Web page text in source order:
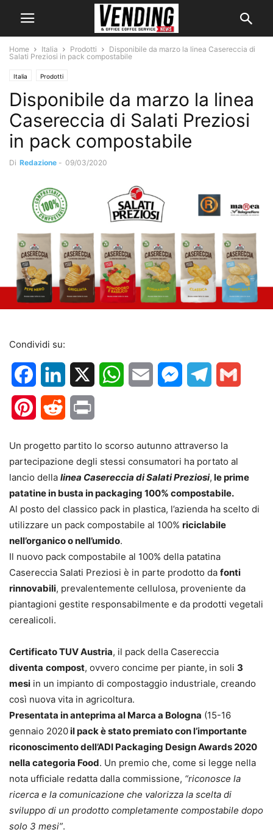
Home Italia Prodotti
Disponibile da marzo la linea Casereccia di
Salati Preziosi in pack compostabile
Italia Prodotti
Disponibile da marzo la linea
Casereccia di Salati Preziosi
in pack compostabile
Di Redazione - 09/03/2020
Condividi su:
FacebookLinkedIn WhatsApp
Email MessengerTelegram
PinterestReddit
Un progetto partito lo scorso autunno attraverso la
partecipazione degli stessi consumatori ha portato al
lancio della linea Casereccia di Salati Preziosi, le prime
patatine in busta in packaging 100% compostabile.
Al posto del classico pack in plastica, l’azienda ha scelto di
utilizzare un pack compostabile al 100% riciclabile
nell’organico o nell’umido.
Il nuovo pack compostabile al 100% della patatina
Casereccia Salati Preziosi è in parte prodotto da fonti
rinnovabili, prevalentemente cellulosa, proveniente da
piantagioni gestite responsabilmente e da prodotti vegetali
cerealicoli.
Certificato TUV Austria, il pack della Casereccia
diventa compost, ovvero concime per piante, in soli 3
mesi in un impianto di compostaggio industriale, creando
così nuova vita in agricoltura.
Presentata in anteprima al Marca a Bologna (15-16
gennaio 2020il pack è stato premiato con l’importante
riconoscimento dell’ADI Packaging Design Awards 2020
nella categoria Food. Un premio che, come si legge nella
nota ufficiale redatta dalla commissione, “riconosce la
ricerca e la comunicazione che valorizza la scelta di
sviluppo di un prodotto completamente compostabile dopo
solo 3 mesi”.